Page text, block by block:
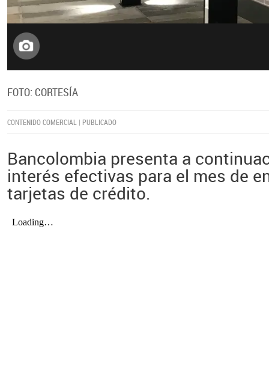
FOTO: CORTESÍA
CONTENIDO COMERCIAL | PUBLICADO
Bancolombia presenta a
interés efectivas para el mes de
tarjetas de crédito.